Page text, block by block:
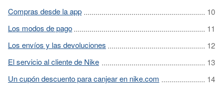
Compras desde la app
Los modos de pago
Los envíos y las devoluciones
El servicio al cliente de Nike
Un cupón descuento para canjear en nike.com